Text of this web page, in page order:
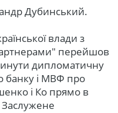
Дубинський.
влади з
перейшов
дипломатичну
банку і МВФ про
і Ко прямо в
Заслужене